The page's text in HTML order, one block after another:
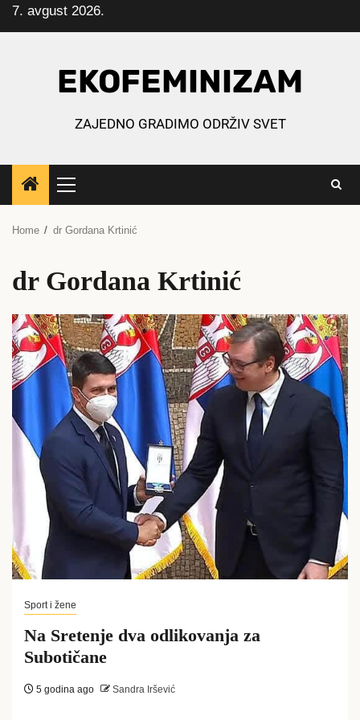
Skip
to
7. avgust 2026.
EKOFEMINIZAM
ZAJEDNO GRADIMO ODRŽIV SVET
Primary
Menu
Home dr Gordana Krtinić
dr Gordana Krtinić
Sport i žene
Na Sretenje dva odlikovanja za
Subotičane
5 godina ago Sandra Iršević